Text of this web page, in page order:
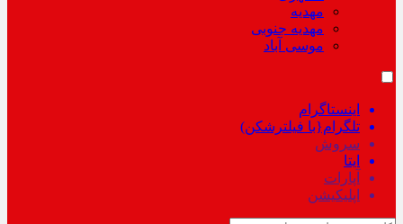
مهدیه
مهدیه جنوبی
موسی آباد
اینستاگرام
تلگرام{با فیلترشکن)
سروش
ایتا
آپارات
اپلیکیشن